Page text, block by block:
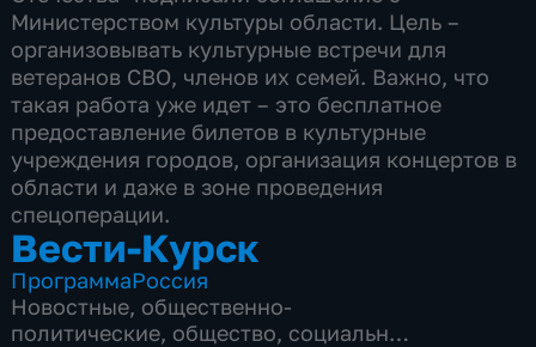
Министерством культуры области. Цель –
организовывать культурные встречи для
ветеранов СВО, членов их семей. Важно, что
такая работа уже идет – это бесплатное
предоставление билетов в культурные
учреждения городов, организация концертов в
области и даже в зоне проведения
спецоперации.
Вести-Курск
ПрограммаРоссия
Новостные, общественно-
политические, общество, социально-